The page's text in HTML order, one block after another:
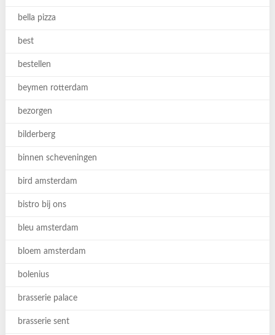
bella pizza
best
bestellen
beymen rotterdam
bezorgen
bilderberg
binnen scheveningen
bird amsterdam
bistro bij ons
bleu amsterdam
bloem amsterdam
bolenius
brasserie palace
brasserie sent